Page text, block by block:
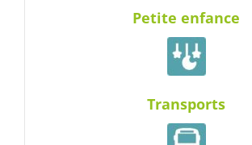
Petite enfance
Transports